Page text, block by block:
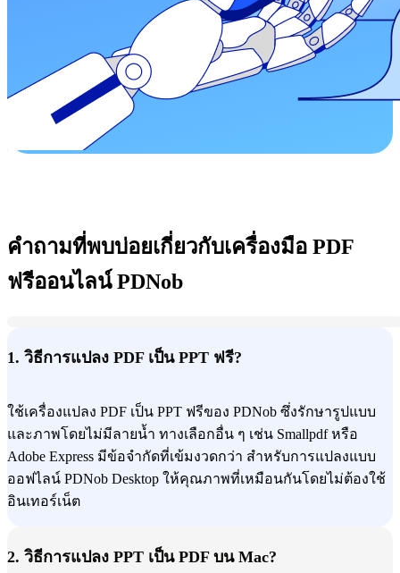
คำถามที่พบบ่อยเกี่ยวกับเครื่องมือ PDF
ฟรีออนไลน์ PDNob
1. วิธีการแปลง PDF เป็น PPT ฟรี?
ใช้เครื่องแปลง PDF เป็น PPT ฟรีของ PDNob ซึ่งรักษารูปแบบ
และภาพโดยไม่มีลายน้ำ ทางเลือกอื่น ๆ เช่น Smallpdf หรือ
Adobe Express มีข้อจำกัดที่เข้มงวดกว่า สำหรับการแปลงแบบ
ออฟไลน์ PDNob Desktop ให้คุณภาพที่เหมือนกันโดยไม่ต้องใช้
อินเทอร์เน็ต
2. วิธีการแปลง PPT เป็น PDF บน Mac?